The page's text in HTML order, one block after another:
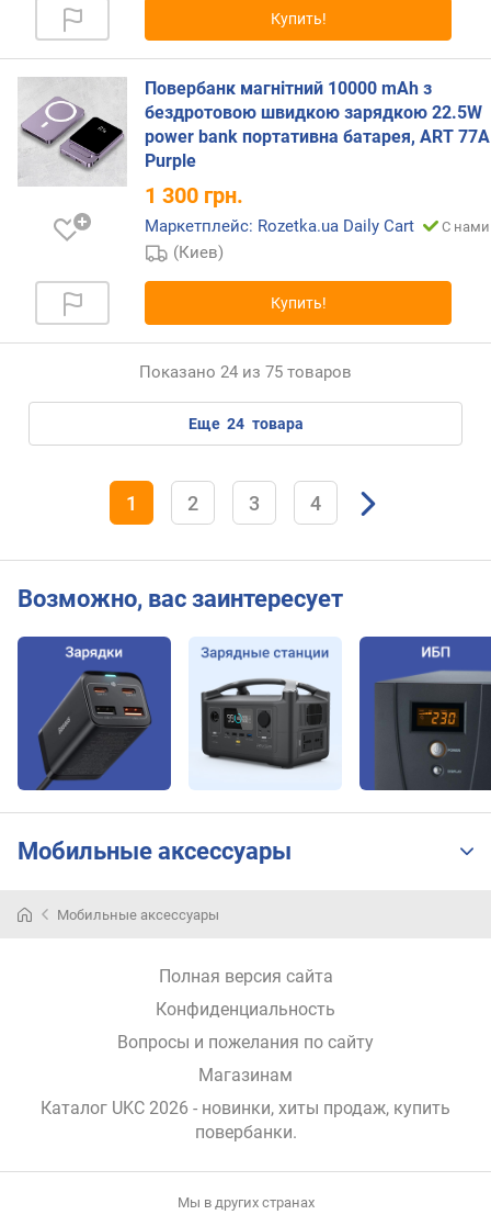
В
м
о
щ
о
т
(
а
в
о
(
т
т
р
о
е
н
ы
а
я
и
Купить!
Повербанк магнітний 10000 mAh з
бездротовою швидкою зарядкою 22.5W
power bank портативна батарея, ART 77A
Purple
1 300 грн.
Маркетплейс: Rozetka.ua Daily Cart С нами
(Киев)
Купить!
Показано 24 из 75 товаров
еще 24 товара
1 2 3 4
Возможно, вас заинтересует
Мобильные аксессуары
Мобильные аксессуары
Полная версия сайта
Конфиденциальность
Вопросы и пожелания по сайту
Магазинам
Каталог UKC 2026 - новинки, хиты продаж, купить
повербанки.
Мы в других странах